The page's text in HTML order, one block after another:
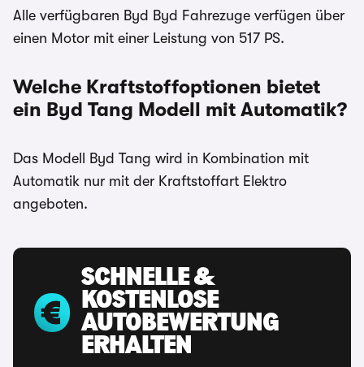
Alle verfügbaren Byd Byd Fahrezuge verfügen über
einen Motor mit einer Leistung von 517 PS.
Welche Kraftstoffoptionen bietet
ein Byd Tang Modell mit Automatik?
Das Modell Byd Tang wird in Kombination mit
Automatik nur mit der Kraftstoffart Elektro
angeboten.
SCHNELLE &
KOSTENLOSE
AUTOBEWERTUNG
ERHALTEN